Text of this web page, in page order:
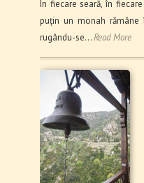
In fiecare seară, în
puțin un monah rămâne
rugându-se…Read More